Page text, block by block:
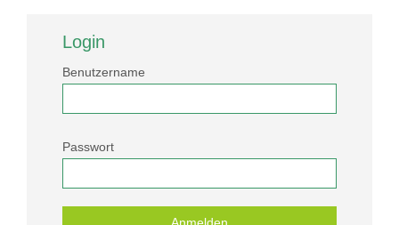
Login
Benutzername
Passwort